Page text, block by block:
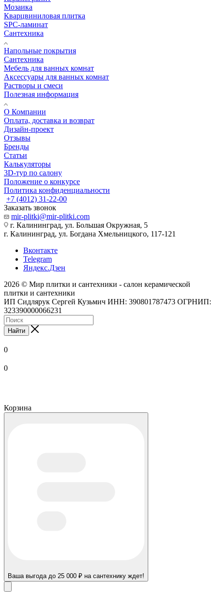
Мозаика
Кварцвиниловая плитка
SPC-ламинат
Сантехника
Напольные покрытия
Сантехника
Мебель для ванных комнат
Аксессуары для ванных комнат
Растворы и смеси
Полезная информация
О Компании
Оплата, доставка и возврат
Дизайн-проект
Отзывы
Бренды
Статьи
Калькуляторы
3D-тур по салону
Положение о конкурсе
Политика конфиденциальности
+7 (4012) 31-22-00
Заказать звонок
mir-plitki@mir-plitki.com
г. Калининград, ул. Большая Окружная, 5
г. Калининград, ул. Богдана Хмельницкого, 117-121
Вконтакте
Telegram
Яндекс.Дзен
2026 © Мир плитки и сантехники - салон керамической
плитки и сантехники
ИП Сидлярук Сергей Кузьмич ИНН: 390801787473 ОГРНИП:
323390000066231
Найти
0
0
Корзина
Ваша выгода до 25 000 ₽ на сантехнику ждет!